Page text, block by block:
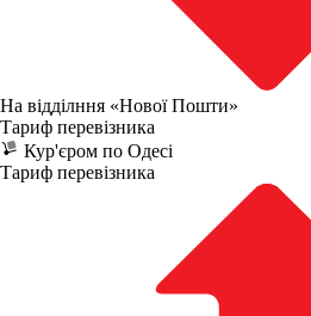
На відділння «Нової Пошти»
Тариф перевізника
Кур'єром по Одесі
Тариф перевізника